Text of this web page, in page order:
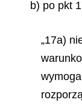
b) po pkt
„17a)